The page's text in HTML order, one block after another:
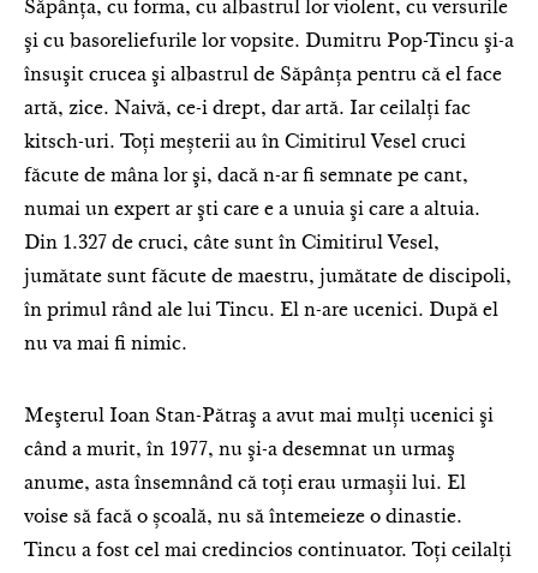
Săpânţa, cu forma, cu albastrul lor violent, cu versurile
şi cu basoreliefurile lor vopsite. Dumitru Pop-Tincu şi-a
însuşit crucea şi albastrul de Săpânţa pentru că el face
artă, zice. Naivă, ce-i drept, dar artă. Iar ceilalţi fac
kitsch-uri. Toţi meșterii au în Cimitirul Vesel cruci
făcute de mâna lor şi, dacă n-ar fi semnate pe cant,
numai un expert ar şti care e a unuia şi care a altuia.
Din 1.327 de cruci, câte sunt în Cimitirul Vesel,
jumătate sunt făcute de maestru, jumătate de discipoli,
în primul rând ale lui Tincu. El n-are ucenici. După el
nu va mai fi nimic.
Meşterul Ioan Stan-Pătraş a avut mai mulţi ucenici şi
când a murit, în 1977, nu şi-a desemnat un urmaş
anume, asta însemnând că toți erau urmașii lui. El
voise să facă o școală, nu să întemeieze o dinastie.
Tincu a fost cel mai credincios continuator. Toţi ceilalţi